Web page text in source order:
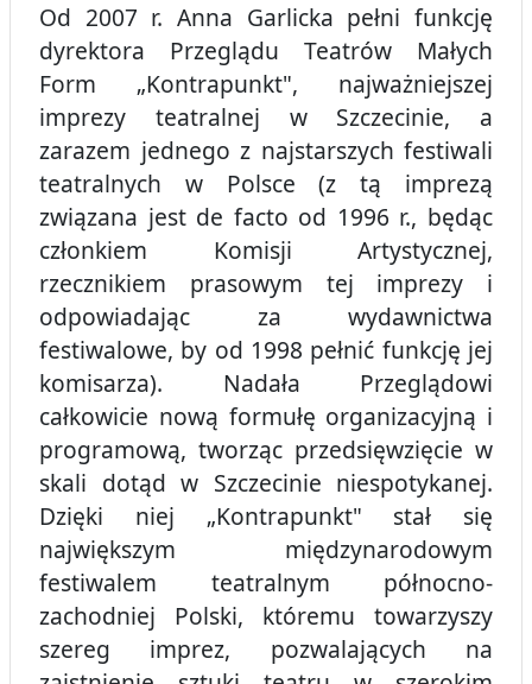
Od 2007 r. Anna Garlicka pełni funkcję
dyrektora Przeglądu Teatrów Małych
Form „Kontrapunkt", najważniejszej
imprezy teatralnej w Szczecinie, a
zarazem jednego z najstarszych festiwali
teatralnych w Polsce (z tą imprezą
związana jest de facto od 1996 r., będąc
członkiem Komisji Artystycznej,
rzecznikiem prasowym tej imprezy i
odpowiadając za wydawnictwa
festiwalowe, by od 1998 pełnić funkcję jej
komisarza). Nadała Przeglądowi
całkowicie nową formułę organizacyjną i
programową, tworząc przedsięwzięcie w
skali dotąd w Szczecinie niespotykanej.
Dzięki niej „Kontrapunkt" stał się
największym międzynarodowym
festiwalem teatralnym północno-
zachodniej Polski, któremu towarzyszy
szereg imprez, pozwalających na